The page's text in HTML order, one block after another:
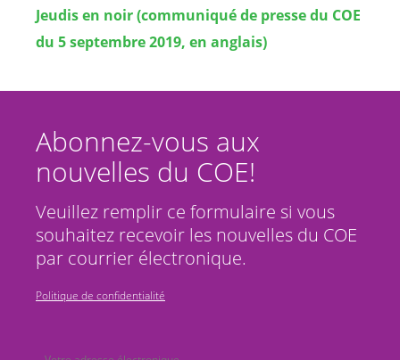
Jeudis en noir (communiqué de presse du COE
du 5 septembre 2019, en anglais)
Abonnez-vous aux
nouvelles du COE!
Veuillez remplir ce formulaire si vous
souhaitez recevoir les nouvelles du COE
par courrier électronique.
Politique de confidentialité